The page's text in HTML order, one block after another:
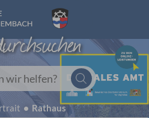
wir helfen?
Rathaus